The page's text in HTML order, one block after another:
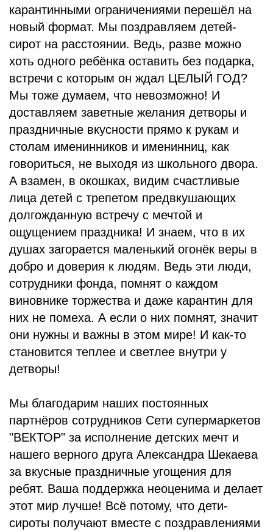
карантинными ограничениями перешёл на
новый формат. Мы поздравляем детей-
сирот на расстоянии. Ведь, разве можно
хоть одного ребёнка оставить без подарка,
встречи с которым он ждал ЦЕЛЫЙ ГОД?
Мы тоже думаем, что невозможно! И
доставляем заветные желания детворы и
праздничные вкусности прямо к рукам и
столам именинников и именинниц, как
говориться, не выходя из школьного двора.
А взамен, в окошках, видим счастливые
лица детей с трепетом предвкушающих
долгожданную встречу с мечтой и
ощущением праздника! И знаем, что в их
душах загорается маленький огонёк веры в
добро и доверия к людям. Ведь эти люди,
сотрудники фонда, помнят о каждом
виновнике торжества и даже карантин для
них не помеха. А если о них помнят, значит
они нужны и важны в этом мире! И как-то
становится теплее и светлее внутри у
детворы!
Мы благодарим наших постоянных
партнёров сотрудников Сети супермаркетов
"ВЕКТОР" за исполнение детских мечт и
нашего верного друга Александра Шекаева
за вкусные праздничные угощения для
ребят. Ваша поддержка неоценима и делает
этот мир лучше! Всё потому, что дети-
сироты получают вместе с поздравлениями